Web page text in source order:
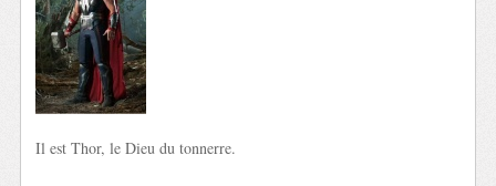
Il est Thor, le Dieu du tonnerre.